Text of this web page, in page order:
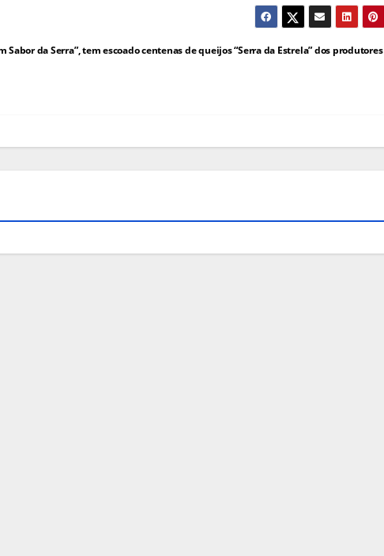
da Serra”, tem escoado centenas de queijos “Serra da Estrela” dos produtores